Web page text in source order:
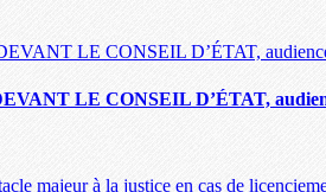
LE CONSEIL D’ÉTAT,